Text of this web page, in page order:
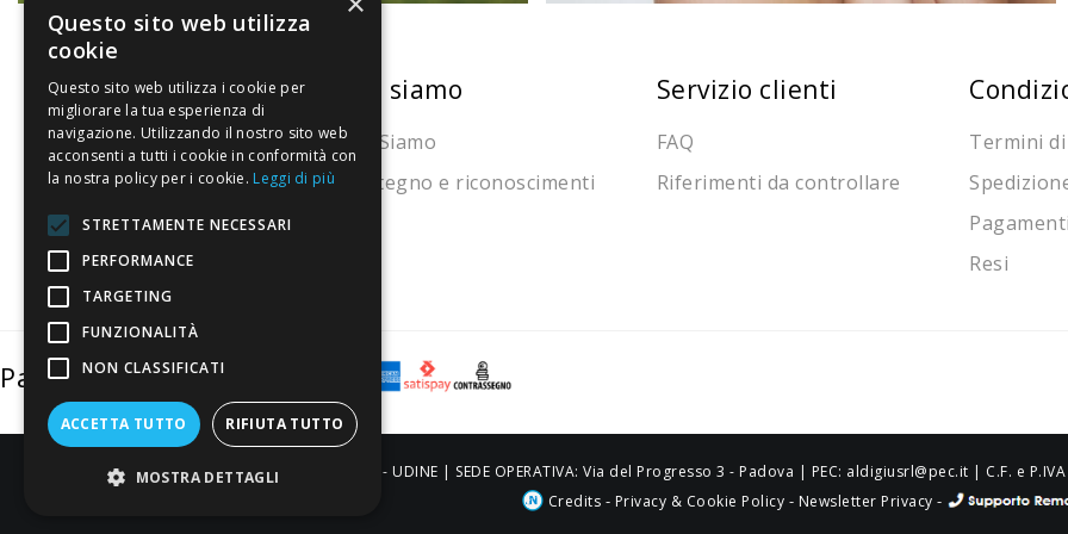
La nostra convenienza
Il risparmio che fa ambiente
Il nostro manifesto
Il blog
Perché fidarti
Vendi con noi
Chi siamo
Chi Siamo
Sostegno e riconoscimenti
Servizio clienti
FAQ
Riferimenti da controllare
Termini
Pagamenti
Resi
Pagamenti sicuri
Credits - Privacy & Cookie Policy - Newsletter Privacy -
ALDIGIÙ S.R.L. | Via Cortazzis 15 33100 - UDINE | SEDE OPERATIVA: Via del Progresso 3 - Padova | PEC: aldigiusrl@pec.it | C.F. e
Questo sito web utilizza
cookie
Questo sito web utilizza i cookie per
migliorare la tua esperienza di
navigazione. Utilizzando il nostro sito web
acconsenti a tutti i cookie in conformità con
la nostra policy per i cookie. Leggi di più
STRETTAMENTE NECESSARI
PERFORMANCE
TARGETING
FUNZIONALITÀ
NON CLASSIFICATI
ACCETTA TUTTO RIFIUTA TUTTO
MOSTRA DETTAGLI